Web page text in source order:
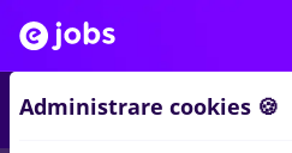
Administrare cookies 🍪